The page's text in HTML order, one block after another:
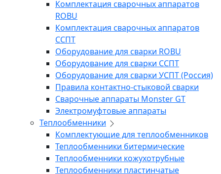
Комплектация сварочных аппаратов
ROBU
Комплектация сварочных аппаратов
ССПТ
Оборудование для сварки ROBU
Оборудование для сварки ССПТ
Оборудование для сварки УСПТ (Россия)
Правила контактно-стыковой сварки
Сварочные аппараты Monster GT
Электромуфтовые аппараты
Теплообменники
Комплектующие для теплообменников
Теплообменники битермические
Теплообменники кожухотрубные
Теплообменники пластинчатые